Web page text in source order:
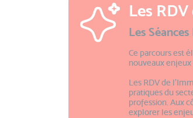
Les
Les
Ce parcours est
nouveaux
Les RDV de
pratiques du
profession. Aux
explorer les